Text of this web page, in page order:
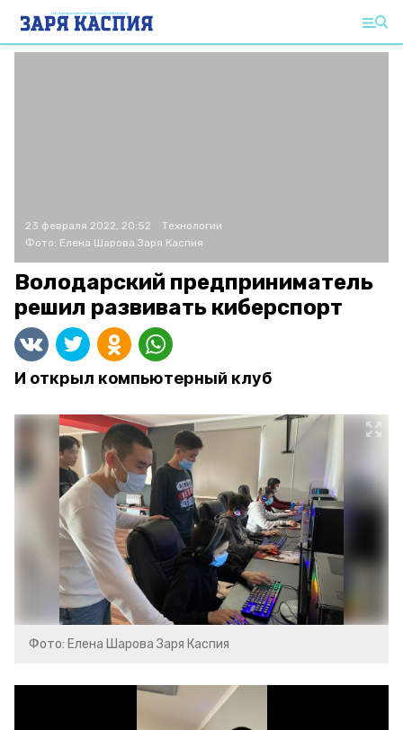
23 февраля 2022, 20:52
Технологии
Фото: Елена Шарова Заря Каспия
Володарский предприниматель
решил развивать киберспорт
И открыл компьютерный клуб
Фото: Елена Шарова Заря Каспия